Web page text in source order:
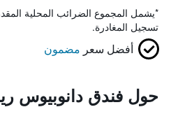
*يشمل المجموع الضرائب المحلية
تسجيل المغادرة.
أفضل سعر مضمون
حول فندق دانوبيوس